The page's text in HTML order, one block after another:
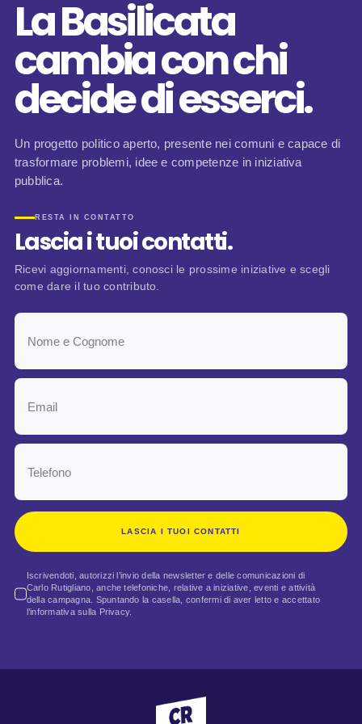
La Basilicata
cambia con chi
decide di esserci.
Un progetto politico aperto, presente nei comuni e capace di
trasformare problemi, idee e competenze in iniziativa
pubblica.
RESTA IN CONTATTO
Lascia i tuoi contatti.
Ricevi aggiornamenti, conosci le prossime iniziative e scegli
come dare il tuo contributo.
LASCIA I TUOI CONTATTI
Iscrivendoti, autorizzi l’invio della newsletter e delle comunicazioni di
Carlo Rutigliano, anche telefoniche, relative a iniziative, eventi e attività
della campagna. Spuntando la casella, confermi di aver letto e accettato
l’informativa sulla Privacy.